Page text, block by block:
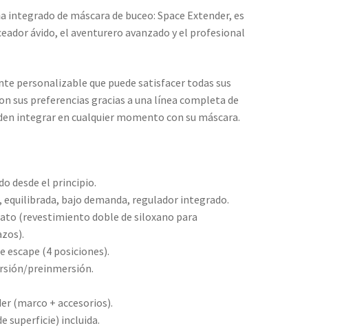
integrado de máscara de buceo: Space Extender, es
ávido, el aventurero avanzado y el profesional
personalizable que puede satisfacer todas sus
sus preferencias gracias a una línea completa de
integrar en cualquier momento con su máscara.
desde el principio.
equilibrada, bajo demanda, regulador integrado.
(revestimiento doble de siloxano para
escape (4 posiciones).
preinmersión.
(marco + accesorios).
superficie) incluida.